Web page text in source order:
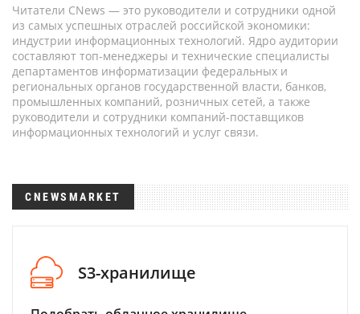
Читатели CNews — это руководители и сотрудники одной
из самых успешных отраслей российской экономики:
индустрии информационных технологий. Ядро аудитории
составляют топ-менеджеры и технические специалисты
департаментов информатизации федеральных и
региональных органов государственной власти, банков,
промышленных компаний, розничных сетей, а также
руководители и сотрудники компаний-поставщиков
информационных технологий и услуг связи.
CNEWSMARKET
S3-хранилище